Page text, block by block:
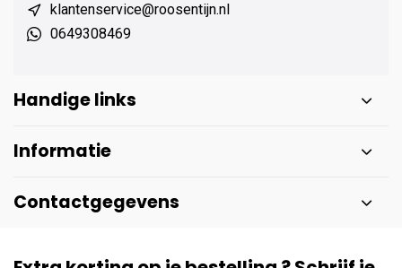
klantenservice@roosentijn.nl
0649308469
Handige links
Informatie
Contactgegevens